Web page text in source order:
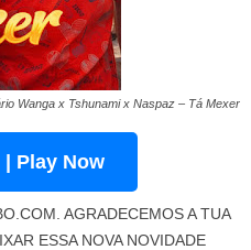
Wanga x Tshunami x Naspaz – Tá Mexer
Play Now
AGRADECEMOS A TUA
ESSA NOVA NOVIDADE